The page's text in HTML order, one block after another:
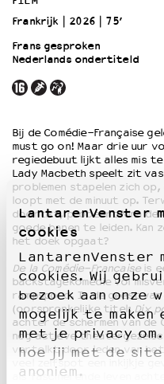
LantarenVenster
cookies
LantarenVenster
cookies. Wij
bezoek aan onze
mogelijk te maken
met je privacy
hoe jij met de
anoniem.
OVER LANTARENVENSTER
Wat we doen
Werken bij
Wie is wie
Historie
Partners
Huisregels
Privacyverklaring
Integriteits- en
Duurzaamheid
Culturele boycot Israël
Ruimte voor artistieke
Frankrijk
2026
75’
Frans gesproken
Nederlands ondertiteld
Bij de Comédie-Française
must go on! Maar drie uur
regiedebuut lijkt alles mis
Lady Macbeth speelt zit
problemen stapelen zich op,
loopt met de minuut op.
doortikt, probeert Nina de
goede banen te leiden.
het doek opgaat?
De la Comédie-Françaiseis
backstagekomedie vol
rampspoed. In de geest
(oorspronkelijke titel:Dix
achter de schermen van de
nog actieve
vertolkt door leden van het
veel zelfspot een inkijkje
als fascinerende leven